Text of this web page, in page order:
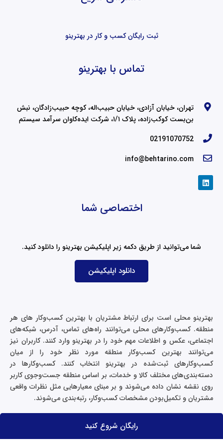
رایگان شروع کنید
ثبت رایگان کسب و کار در بهترینو
تماس با بهترینو
تهران، خیابان آزادی، خیابان حبیب‌اله، کوچه حبیب‌زادگان، نبش
بن‌بست کوکب‌زاده، پلاک ۱/۱، شرکت ایده‌کاوان سرآمد سیستم
02191070752
info@behtarino.com
L
i
n
اختصاصی شما
شما می‌توانید از طریق دکمه زیر اپلیکیشن بهترینو را دانلود کنید.
دانلود اپلیکیشن
بهترینو محلی است برای ارتباط مشتریان با بهترین کسب‌وکار های هر
منطقه. کسب‌وکارهای محلی می‌توانند راه‌های تماس، آدرس، شبکه‌های
اجتماعی، عکس و اطلاعات مهم خود را در بهترینو وارد کنند. کاربران نیز
می‌توانند بهترین کسب‌وکار منطقه مورد نظر خود را از میان
کسب‌وکارهای ثبت‌شده در بهترینو انتخاب کنند. کسب‌وکارها در
دسته‌بندی‌های مختلف کالا و خدمات، بر اساس منطقه جست‌وجوی کاربر
روی نقشه نشان داده می‌شوند و بر مبنای معیارهایی مثل نظرات واقعی
مشتریان و تکمیل‌بودن مشخصات کسب‌وکار، رتبه‌بندی می‌شوند.